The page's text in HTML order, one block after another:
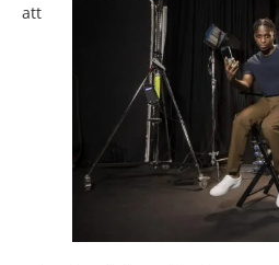
att